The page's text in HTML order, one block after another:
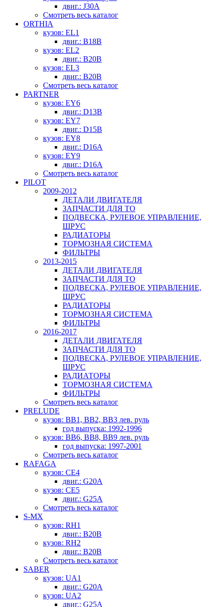
двиг.: J30A
Смотреть весь каталог
ORTHIA
кузов: EL1
двиг.: B18B
кузов: EL2
двиг.: B20B
кузов: EL3
двиг.: B20B
Смотреть весь каталог
PARTNER
кузов: EY6
двиг.: D13B
кузов: EY7
двиг.: D15B
кузов: EY8
двиг.: D16A
кузов: EY9
двиг.: D16A
Смотреть весь каталог
PILOT
2009-2012
ДЕТАЛИ ДВИГАТЕЛЯ
ЗАПЧАСТИ ДЛЯ ТО
ПОДВЕСКА, РУЛЕВОЕ УПРАВЛЕНИЕ,
ШРУС
РАДИАТОРЫ
ТОРМОЗНАЯ СИСТЕМА
ФИЛЬТРЫ
2013-2015
ДЕТАЛИ ДВИГАТЕЛЯ
ЗАПЧАСТИ ДЛЯ ТО
ПОДВЕСКА, РУЛЕВОЕ УПРАВЛЕНИЕ,
ШРУС
РАДИАТОРЫ
ТОРМОЗНАЯ СИСТЕМА
ФИЛЬТРЫ
2016-2017
ДЕТАЛИ ДВИГАТЕЛЯ
ЗАПЧАСТИ ДЛЯ ТО
ПОДВЕСКА, РУЛЕВОЕ УПРАВЛЕНИЕ,
ШРУС
РАДИАТОРЫ
ТОРМОЗНАЯ СИСТЕМА
ФИЛЬТРЫ
Смотреть весь каталог
PRELUDE
кузов: BB1, BB2, BB3 лев. руль
год выпуска: 1992-1996
кузов: BB6, BB8, BB9 лев. руль
год выпуска: 1997-2001
Смотреть весь каталог
RAFAGA
кузов: CE4
двиг.: G20A
кузов: CE5
двиг.: G25A
Смотреть весь каталог
S-MX
кузов: RH1
двиг.: B20B
кузов: RH2
двиг.: B20B
Смотреть весь каталог
SABER
кузов: UA1
двиг.: G20A
кузов: UA2
двиг.: G25A